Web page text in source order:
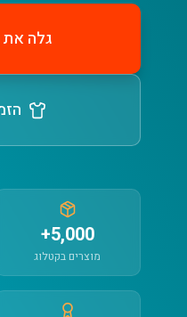
גלה
5,000+
מוצרים בקטלוג